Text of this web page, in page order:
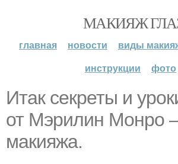
МАКИЯЖ
главная новости виды
инструкции
фото
Итак секреты и
от Мэрилин Монро
макияжа.